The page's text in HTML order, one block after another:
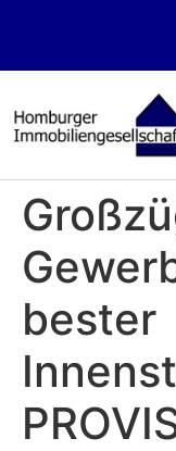
bester